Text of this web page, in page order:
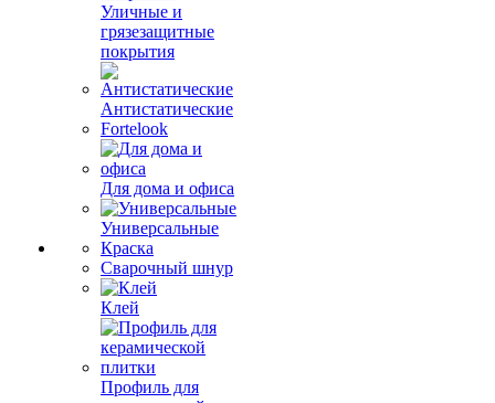
Уличные и
грязезащитные
покрытия
Антистатические
Fortelook
Для дома и офиса
Универсальные
Краска
Сварочный шнур
Клей
Профиль для